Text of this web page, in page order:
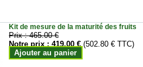
Kit de mesure de la maturité des fruits
Prix :465.00 €
Notre prix :419.00 € (502.80 € TTC)
Ajouter au panier